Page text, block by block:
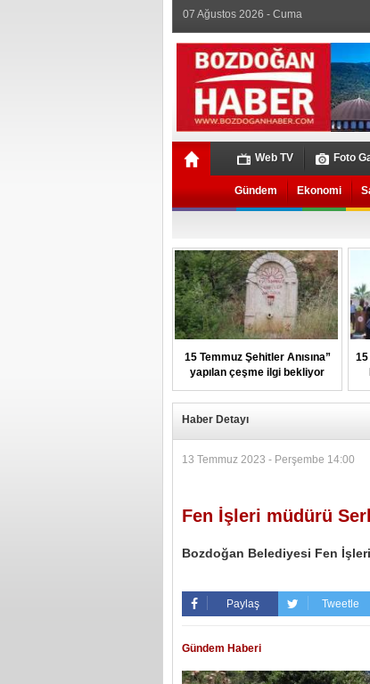
07 Ağustos 2026 - Cuma
Web TV Foto
Gündem Ekonomi
15 Temmuz Şehitler Anısına”
yapılan çeşme ilgi bekliyor
Haber Detayı
13 Temmuz 2023 - Perşembe 14:00
Fen İşleri müdürü
Bozdoğan Belediyesi Fen
Paylaş Tweetle
Gündem Haberi